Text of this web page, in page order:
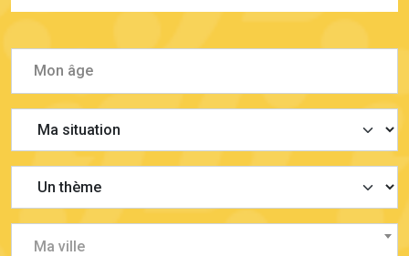
Ma ville